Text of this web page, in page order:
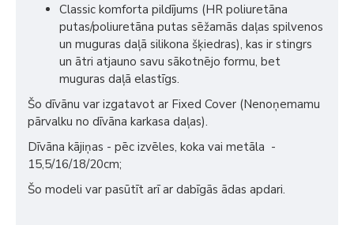
Classic komforta pildījums (HR poliuretāna
putas/poliuretāna putas sēžamās daļas spilvenos
un muguras daļā silikona šķiedras), kas ir stingrs
un ātri atjauno savu sākotnējo formu, bet
muguras daļā elastīgs.
Šo dīvānu var izgatavot ar Fixed Cover (Nenoņemamu
pārvalku no dīvāna karkasa daļas).
Dīvāna kājiņas - pēc izvēles, koka vai metāla -
15,5/16/18/20cm;
Šo modeli var pasūtīt arī ar dabīgās ādas apdari.